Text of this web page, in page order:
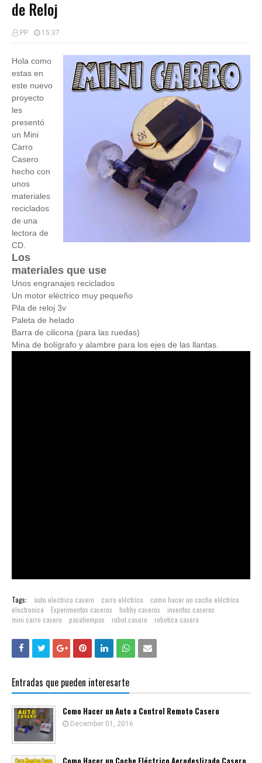
de Reloj
PP 15:37
Hola como
estas en
este nuevo
proyecto
les
presentó
un Mini
Carro
Casero
hecho con
unos
materiales
reciclados
de una
lectora de
CD.
Los
materiales que use
Unos engranajes reciclados
Un motor eléctrico muy pequeño
Pila de reloj 3v
Paleta de helado
Barra de cilicona (para las ruedas)
Mina de bolígrafo y alambre para los ejes de las llantas.
Tags: auto electrico casero carro eléctrico
como hacer un coche eléctrico
electronica
Experimentos caseros hobby caseros
inventos caseros
mini carro casero
pasatiempos robot casero robotica casera
Entradas que pueden interesarte
Como Hacer un Auto a Control Remoto Casero
December 01, 2016
Como Hacer un Coche Eléctrico Aerodeslizado Casero